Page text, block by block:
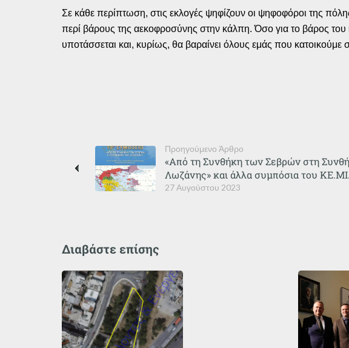
Σε κάθε περίπτωση, στις εκλογές ψηφίζουν οι ψηφοφόροι της
περί βάρους της αεκοφροσύνης στην κάλπη. Όσο για το βάρος του
υποτάσσεται και, κυρίως, θα βαραίνει όλους εμάς που
Προηγούμενο Άρθρο
27 Αυγούστου 2023
«Από τη Συνθήκη των Σεβρών στη
Λωζάνης» και άλλα συμπόσια του
Διαβάστε επίσης